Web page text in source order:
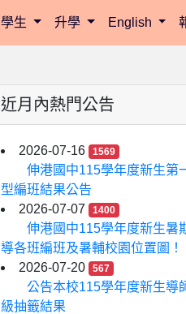
學生 升學 English
近月內熱門公告
2026-07-16 1569
伸港國中115學年度新生第
型編班結果公告
2026-07-07
1400
伸港國中115學年度新生暑
導各班編班及暑輔校園位置圖！
2026-07-20
567
公告本校115學年度新生導
級抽籤結果